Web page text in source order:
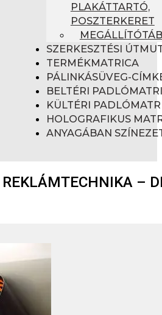
PLAKÁTTARTÓ,
POSZTERKERET
SZERKESZTÉSI
TERMÉKMATRICA
PÁLINKÁSÜVEG-
BELTÉRI
KÜLTÉRI
HOLOGRAFIKUS
ANYAGÁBAN
–